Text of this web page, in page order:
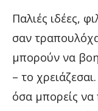
Παλιές ιδέες,
σαν
μπορούν να
– το
όσα μπορείς να